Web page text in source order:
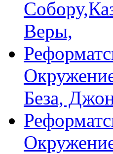
Веры,
Беза,